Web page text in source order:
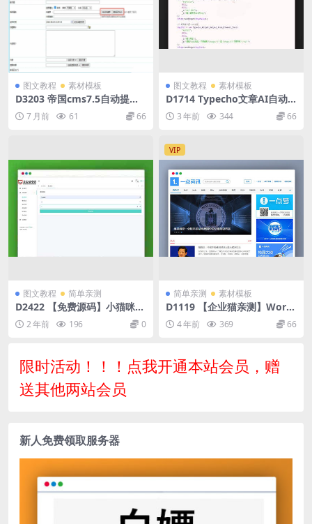
图文教程 素材模板
D3203 帝国cms7.5自动提取
关键字 & tag标签插件
7 月前 61 66
图文教程 素材模板
D1714 Typecho文章AI自动
生成摘要插件-AIContentSu
mmary
3 年前 344 66
图文教程 简单亲测
D2422 【免费源码】小猫咪抽
奖系统PHP源码1.0
2 年前 196 0
VIP
简单亲测 素材模板
D1119 【企业猫亲测】Word
Press新闻资讯主题模板全站
源码4 年前 369 66
限时活动！！！点我开通本站会员，赠
送其他两站会员
新人免费领取服务器